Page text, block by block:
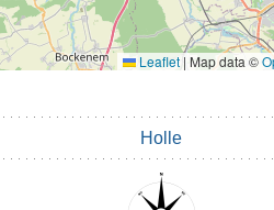
Leaflet | Map data ©
Holle